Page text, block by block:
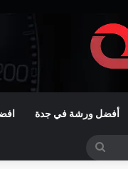
أفضل ورشة في جدة